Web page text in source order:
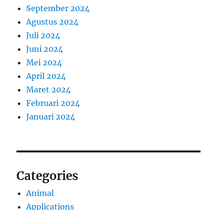
September 2024
Agustus 2024
Juli 2024
Juni 2024
Mei 2024
April 2024
Maret 2024
Februari 2024
Januari 2024
Categories
Animal
Applications